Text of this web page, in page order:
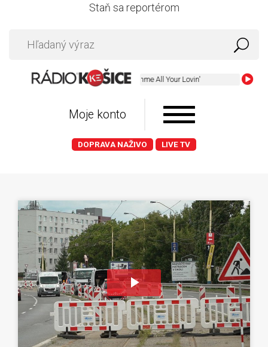
Staň sa reportérom
ZZ Top - Gimme All Your
Moje konto
DOPRAVA NAŽIVO LIVE TV
Play
Video